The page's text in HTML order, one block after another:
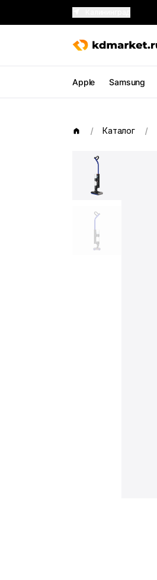
Apple Samsung
Каталог